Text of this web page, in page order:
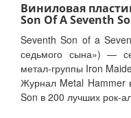
Виниловая
Son Of A Seventh
Seventh Son of a
седьмого сына») —
метал-группы Iron
Журнал Metal Hammer
Son в 200 лучших рок-